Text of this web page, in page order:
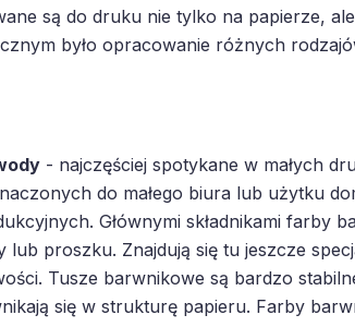
są do druku nie tylko na papierze,
było opracowanie różnych
- najczęściej spotykane w małych
do małego biura lub użytku
Głównymi składnikami farby
proszku. Znajdują się tu jeszcze
Tusze barwnikowe są bardzo
się w strukturę papieru. Farby